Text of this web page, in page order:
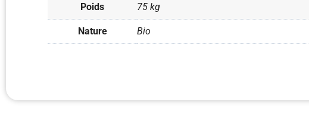
Poids 75 kg
Nature Bio